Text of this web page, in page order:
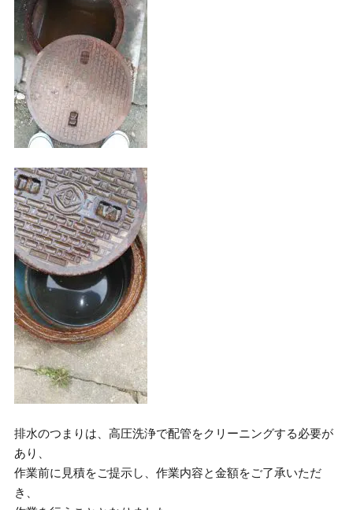
排水のつまりは、高圧洗浄で配管をクリーニングする必要が
あり、
作業前に見積をご提示し、作業内容と金額をご了承いただ
き、